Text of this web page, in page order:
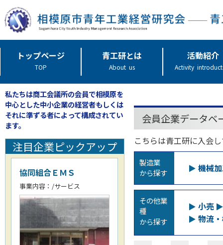
トップページ
TOP
青工研とは
About us
活動紹介
Activity
私たちは商工会議所の会員で相模原を
中心とした中小企業の経営者もしくは
それに準ずる者によって構成されてい
ます。
注目企業ピックアップ
協同組合ＥＭＳ
事業内容：/サービス
会員企業データベ
こちらは青工研に入会
製造業
から探す
機械
その他業
種
から探す
小売
物流